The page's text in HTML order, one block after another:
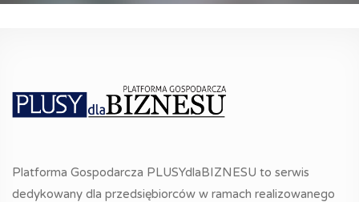
Platforma Gospodarcza PLUSYdlaBIZNESU to serwis
dedykowany dla przedsiębiorców w ramach realizowanego